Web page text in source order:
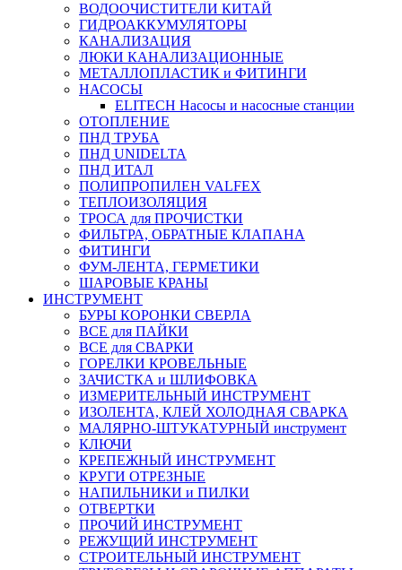
ВОДООЧИСТИТЕЛИ КИТАЙ
ГИДРОАККУМУЛЯТОРЫ
КАНАЛИЗАЦИЯ
ЛЮКИ КАНАЛИЗАЦИОННЫЕ
МЕТАЛЛОПЛАСТИК и ФИТИНГИ
НАСОСЫ
ELITECH Насосы и насосные станции
ОТОПЛЕНИЕ
ПНД ТРУБА
ПНД UNIDELTA
ПНД ИТАЛ
ПОЛИПРОПИЛЕН VALFEX
ТЕПЛОИЗОЛЯЦИЯ
ТРОСА для ПРОЧИСТКИ
ФИЛЬТРА, ОБРАТНЫЕ КЛАПАНА
ФИТИНГИ
ФУМ-ЛЕНТА, ГЕРМЕТИКИ
ШАРОВЫЕ КРАНЫ
ИНСТРУМЕНТ
БУРЫ КОРОНКИ СВЕРЛА
ВСЕ для ПАЙКИ
ВСЕ для СВАРКИ
ГОРЕЛКИ КРОВЕЛЬНЫЕ
ЗАЧИСТКА и ШЛИФОВКА
ИЗМЕРИТЕЛЬНЫЙ ИНСТРУМЕНТ
ИЗОЛЕНТА, КЛЕЙ ХОЛОДНАЯ СВАРКА
МАЛЯРНО-ШТУКАТУРНЫЙ инструмент
КЛЮЧИ
КРЕПЕЖНЫЙ ИНСТРУМЕНТ
КРУГИ ОТРЕЗНЫЕ
НАПИЛЬНИКИ и ПИЛКИ
ОТВЕРТКИ
ПРОЧИЙ ИНСТРУМЕНТ
РЕЖУЩИЙ ИНСТРУМЕНТ
СТРОИТЕЛЬНЫЙ ИНСТРУМЕНТ